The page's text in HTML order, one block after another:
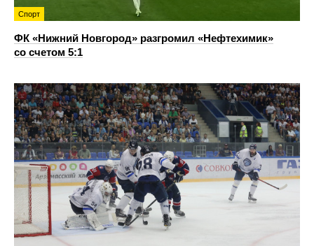
Спорт
ФК «Нижний Новгород» разгромил «Нефтехимик»
со счетом 5:1